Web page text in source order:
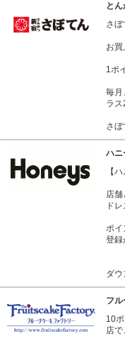
と
さ
お買
1ポ
毎月
ラス
さ
ハニ
【
店
ド
ポイ
登録
ダ
フ
10
店で